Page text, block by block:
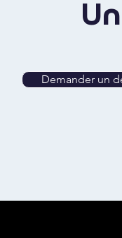
Demander un